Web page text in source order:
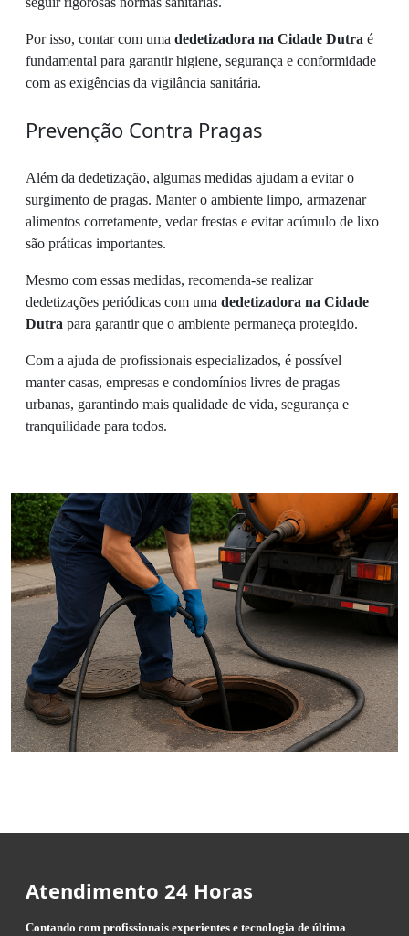
Por isso, contar com uma dedetizadora na Cidade Dutra é
fundamental para garantir higiene, segurança e conformidade
com as exigências da vigilância sanitária.
Prevenção Contra Pragas
Além da dedetização, algumas medidas ajudam a evitar o
surgimento de pragas. Manter o ambiente limpo, armazenar
alimentos corretamente, vedar frestas e evitar acúmulo de lixo
são práticas importantes.
Mesmo com essas medidas, recomenda-se realizar
dedetizações periódicas com uma dedetizadora na Cidade
Dutra para garantir que o ambiente permaneça protegido.
Com a ajuda de profissionais especializados, é possível
manter casas, empresas e condomínios livres de pragas
urbanas, garantindo mais qualidade de vida, segurança e
tranquilidade para todos.
Atendimento 24 Horas
Contando com profissionais experientes e tecnologia de última